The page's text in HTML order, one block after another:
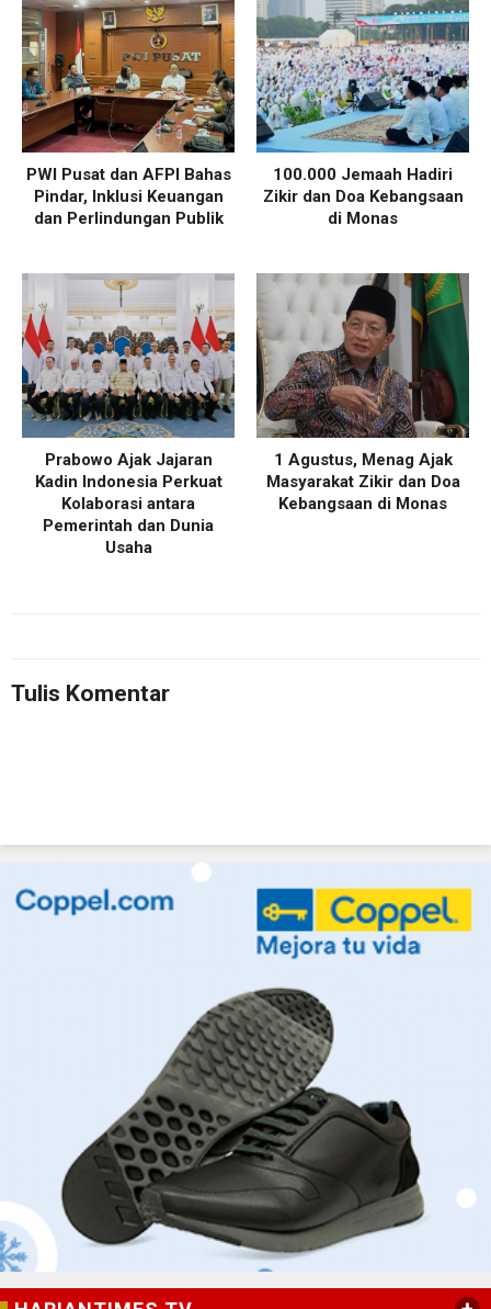
PWI Pusat dan AFPI Bahas
Pindar, Inklusi Keuangan
dan Perlindungan Publik
100.000 Jemaah Hadiri
Zikir dan Doa Kebangsaan
di Monas
Prabowo Ajak Jajaran
Kadin Indonesia Perkuat
Kolaborasi antara
Pemerintah dan Dunia
Usaha
1 Agustus, Menag Ajak
Masyarakat Zikir dan Doa
Kebangsaan di Monas
Tulis Komentar